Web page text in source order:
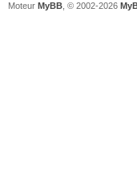
Moteur MyBB , © 2002-2026